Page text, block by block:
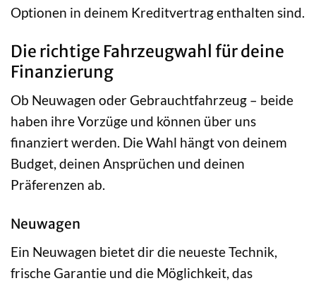
Optionen in deinem Kreditvertrag enthalten sind.
Die richtige Fahrzeugwahl für deine
Finanzierung
Ob Neuwagen oder Gebrauchtfahrzeug – beide
haben ihre Vorzüge und können über uns
finanziert werden. Die Wahl hängt von deinem
Budget, deinen Ansprüchen und deinen
Präferenzen ab.
Neuwagen
Ein Neuwagen bietet dir die neueste Technik,
frische Garantie und die Möglichkeit, das